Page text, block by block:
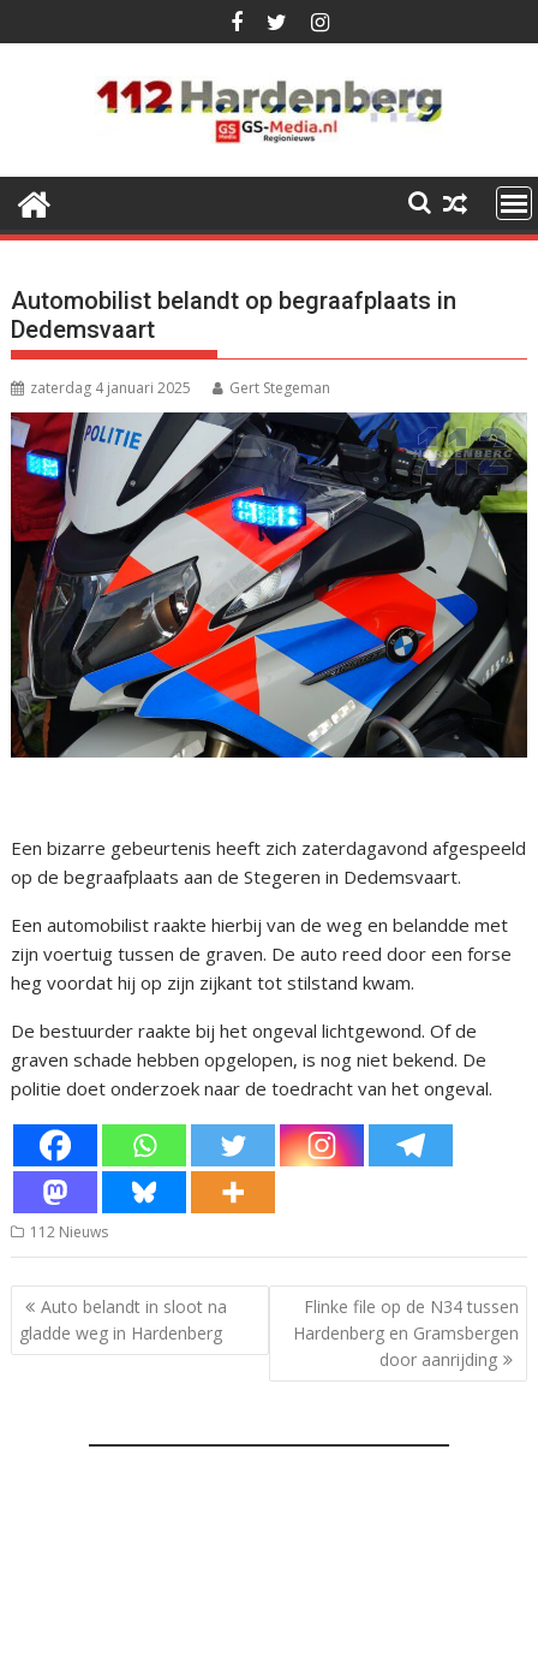
naar
Automobilist belandt op begraafplaats in
Dedemsvaart
zaterdag 4 januari 2025 Gert Stegeman
Een bizarre gebeurtenis heeft zich zaterdagavond afgespeeld
op de begraafplaats aan de Stegeren in Dedemsvaart.
Een automobilist raakte hierbij van de weg en belandde met
zijn voertuig tussen de graven. De auto reed door een forse
heg voordat hij op zijn zijkant tot stilstand kwam.
De bestuurder raakte bij het ongeval lichtgewond. Of de
graven schade hebben opgelopen, is nog niet bekend. De
politie doet onderzoek naar de toedracht van het ongeval.
112 Nieuws
Bericht
navigatie
Auto belandt in sloot na
gladde weg in Hardenberg
Flinke file op de N34 tussen
Hardenberg en Gramsbergen
door aanrijding